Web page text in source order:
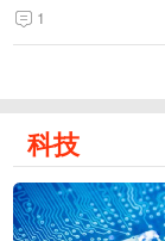
1
科技